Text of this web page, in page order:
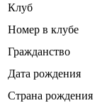
Клуб
Номер в клубе
Гражданство
Дата рождения
Страна рождения